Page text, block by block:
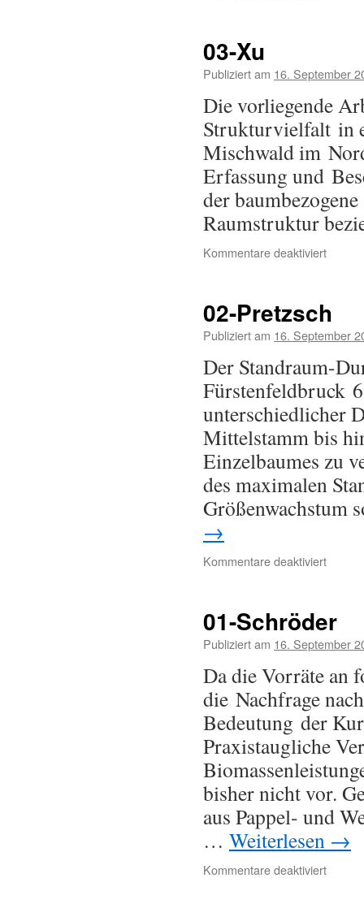
03-Xu
Publiziert am 16. September
Die vorliegende
Strukturvielfalt in
Mischwald im
Erfassung und
der
Raumstruktur
Kommentare deaktiviert
02-Pretzsch
Publiziert am 16. September
Der Standraum-
Fürstenfeldbruck
unterschiedlicher
Mittelstamm bis
Einzelbaumes zu
des maximalen
Größenwachstum
→
Kommentare deaktiviert
01-Schröder
Publiziert am 16. September
Da die Vorräte an
die Nachfrage
Bedeutung der
Praxistaugliche
bisher nicht vor.
aus Pappel- und
… Weiterlesen →
Kommentare deaktiviert